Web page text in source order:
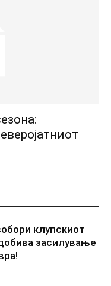
клупскиот
засилување